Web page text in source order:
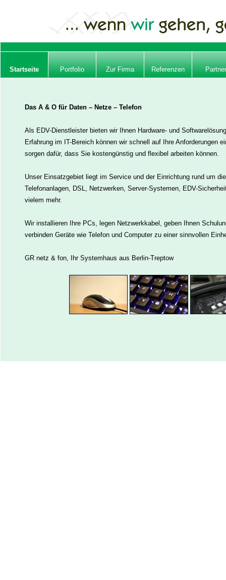
Startseite Portfolio Zur Firma Referenzen Partner
Das A & O für Daten – Netze – Telefon
Als EDV-Dienstleisterbieten wir Ihnen Hardware- und
Erfahrung im IT-Bereich können wir schnell auf Ihre Anforderungen
sorgen dafür, dass Sie kostengünstig und flexibel arbeiten können.
Unser Einsatzgebiet liegt im Service und der Einrichtung rund um
Telefonanlagen, DSL, Netzwerken,Server-Systemen, EDV-
vielem mehr.
Wir installieren Ihre PCs, legen Netzwerkkabel, geben Ihnen
verbinden Geräte wie Telefon und Computer zu einer sinnvollen
GR netz & fon, Ihr Systemhaus aus Berlin-Treptow